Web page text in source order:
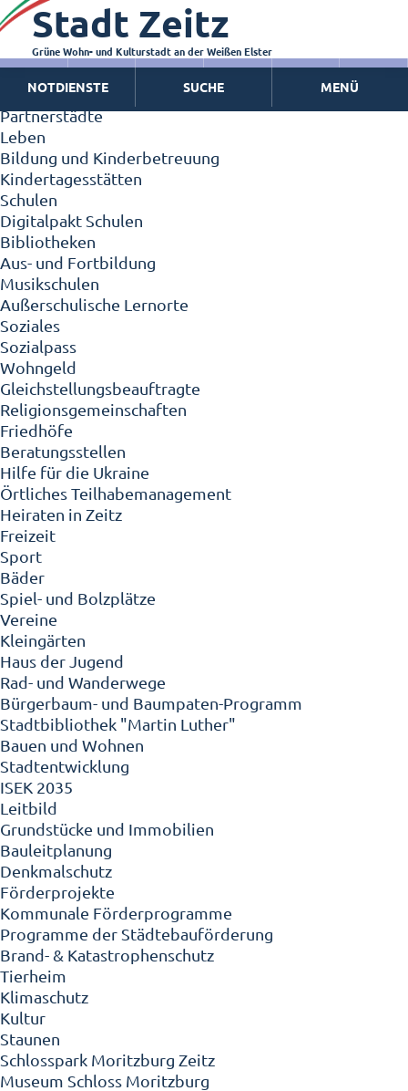
Zeitz - Die Kleinstadt
Willkommen in Zeitz!
Interview mit Oberbürgermeister Christian Thieme
Zeitz - Stadt der Zukunft
Ortschaften
Partnerstädte
Leben
Bildung und Kinderbetreuung
Kindertagesstätten
Schulen
Digitalpakt Schulen
Bibliotheken
Aus- und Fortbildung
Musikschulen
Außerschulische Lernorte
Soziales
Sozialpass
Wohngeld
Gleichstellungsbeauftragte
Religionsgemeinschaften
Friedhöfe
Beratungsstellen
Hilfe für die Ukraine
Örtliches Teilhabemanagement
Heiraten in Zeitz
Freizeit
Sport
Bäder
Spiel- und Bolzplätze
Vereine
Kleingärten
Haus der Jugend
Rad- und Wanderwege
Bürgerbaum- und Baumpaten-Programm
Stadtbibliothek "Martin Luther"
Bauen und Wohnen
Stadtentwicklung
ISEK 2035
Leitbild
Grundstücke und Immobilien
Bauleitplanung
Denkmalschutz
Förderprojekte
Kommunale Förderprogramme
Programme der Städtebauförderung
Brand- & Katastrophenschutz
Tierheim
Klimaschutz
Kultur
Staunen
Schlosspark Moritzburg Zeitz
Museum Schloss Moritzburg
Stadt Zeitz
Grüne Wohn- und Kulturstadt an der Weißen Elster
NOTDIENSTE SUCHE MENÜ